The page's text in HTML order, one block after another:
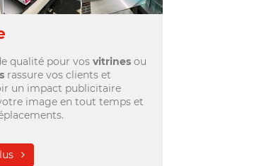
qualité pour vosvitrinesou
rassure vos clients et
un impact publicitaire
image en tout temps et